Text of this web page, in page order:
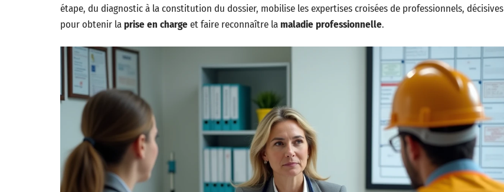
étape, du diagnostic à la constitution du dossier, mobilise les expertises croisées de professionnels, décisives
pour obtenir laprise en chargeet faire reconnaître lamaladie professionnelle.